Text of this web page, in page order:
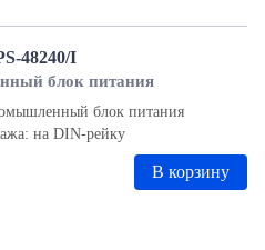
48240/I
блок питания
блок питания
на DIN-рейку
В корзину